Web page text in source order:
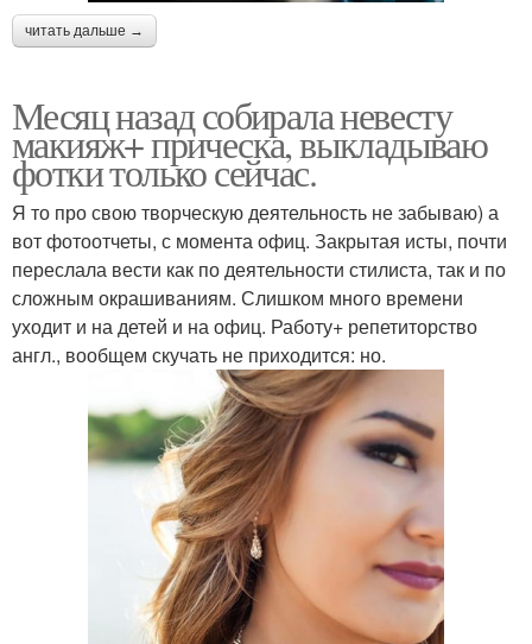
читать дальше →
Месяц назад собирала невесту
макияж+ прическа, выкладываю
фотки только сейчас.
Я то про свою творческую деятельность не забываю) а
вот фотоотчеты, с момента офиц. Закрытая исты, почти
переслала вести как по деятельности стилиста, так и по
сложным окрашиваниям. Слишком много времени
уходит и на детей и на офиц. Работу+ репетиторство
англ., вообщем скучать не приходится: но.